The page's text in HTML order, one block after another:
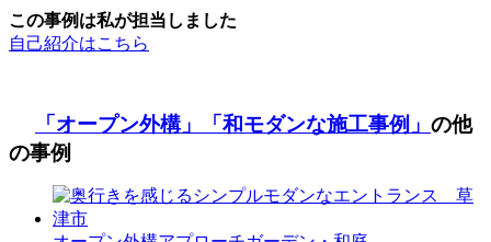
この事例は私が担当しました
自己紹介はこちら
「オープン外構」 「和モダンな施工事例」 の他
の事例